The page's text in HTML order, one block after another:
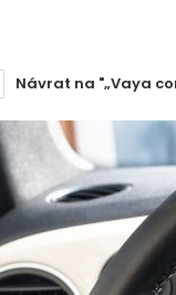
Návrat na "„Vaya